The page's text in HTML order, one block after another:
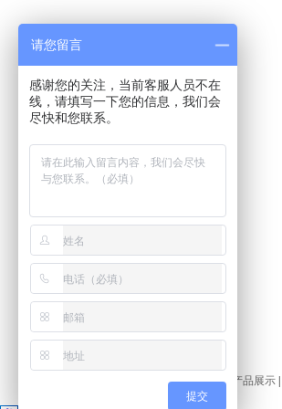
关于我们| 产品展示|
请您留言
感谢您的关注，当前客服人员不在
线，请填写一下您的信息，我们会
尽快和您联系。
提交